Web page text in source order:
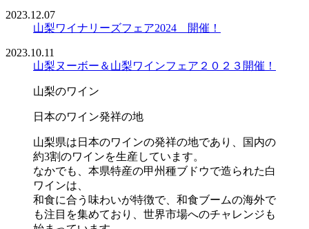
2023.12.07
山梨ワイナリーズフェア2024 開催！
2023.10.11
山梨ヌーボー＆山梨ワインフェア２０２３開催！
山梨のワイン
日本のワイン発祥の地
山梨県は日本のワインの発祥の地であり、国内の
約3割のワインを生産しています。
なかでも、本県特産の甲州種ブドウで造られた白
ワインは、
和食に合う味わいが特徴で、和食ブームの海外で
も注目を集めており、世界市場へのチャレンジも